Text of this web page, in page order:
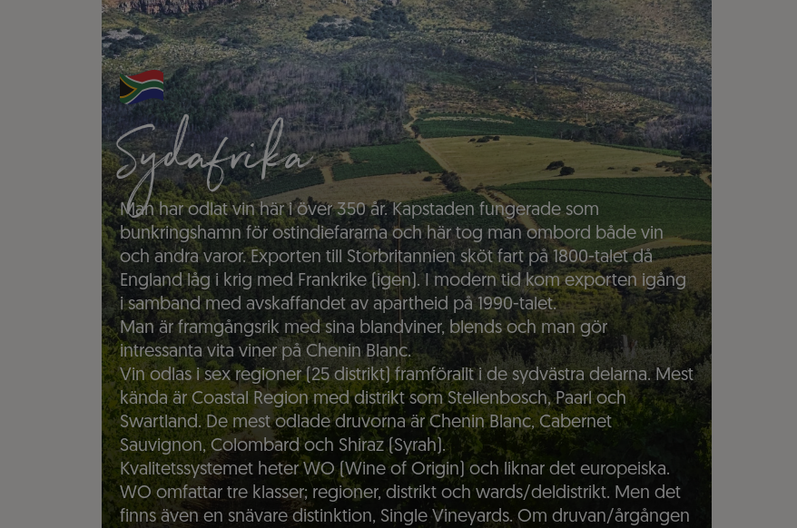
Sydafrika
Man har odlat vin här i över 350 år. Kapstaden fungerade som
bunkringshamn för ostindiefararna och här tog man ombord både vin
och andra varor. Exporten till Storbritannien sköt fart på 1800-talet då
England låg i krig med Frankrike (igen). I modern tid kom exporten igång
i samband med avskaffandet av apartheid på 1990-talet.
Man är framgångsrik med sina blandviner, blends och man gör
intressanta vita viner på Chenin Blanc.
Vin odlas i sex regioner (25 distrikt) framförallt i de sydvästra delarna. Mest
kända är Coastal Region med distrikt som Stellenbosch, Paarl och
Swartland. De mest odlade druvorna är Chenin Blanc, Cabernet
Sauvignon, Colombard och Shiraz (Syrah).
Kvalitetssystemet heter WO (Wine of Origin) och liknar det europeiska.
WO omfattar tre klasser; regioner, distrikt och wards/deldistrikt. Men det
finns även en snävare distinktion, Single Vineyards. Om druvan/årgången